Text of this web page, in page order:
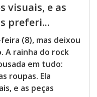
visuais, e as
preferi...
(8), mas deixou
A rainha do rock
em tudo:
roupas. Ela
e as peças